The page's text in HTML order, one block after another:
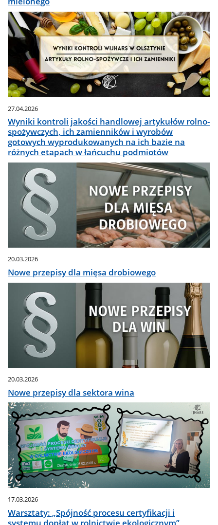
27.04.2026
Wyniki kontroli jakości handlowej artykułów rolno-
spożywczych, ich zamienników i wyrobów
gotowych wyprodukowanych na ich bazie na
różnych etapach w łańcuchu podmiotów
20.03.2026
Nowe przepisy dla mięsa drobiowego
20.03.2026
Nowe przepisy dla sektora wina
17.03.2026
Warsztaty: „Spójność procesu certyfikacji i
systemu dopłat w rolnictwie ekologicznym”